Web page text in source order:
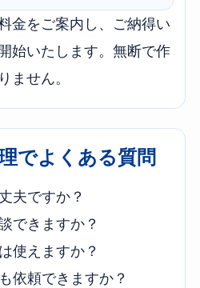
金をご案内し、ご納得い
始いたします。無断で作
ません。
でよくある質問
夫ですか？
できますか？
使えますか？
依頼できますか？